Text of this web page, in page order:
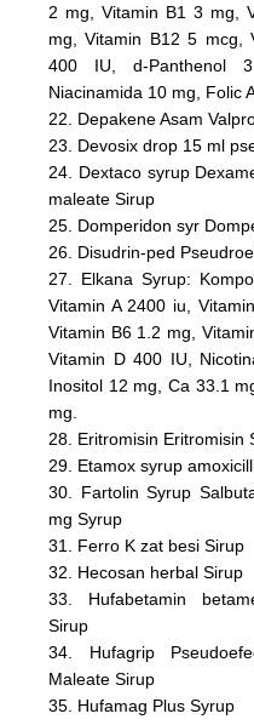
2 mg, Vitamin B1 3 mg,
mg, Vitamin B12 5 mcg,
400 IU, d-Panthenol
Niacinamida 10 mg, Folic
22. Depakene Asam
23. Devosix drop 15 ml
24. Dextaco syrup
maleate Sirup
25. Domperidon syr
26. Disudrin-ped
27. Elkana Syrup:
Vitamin A 2400 iu,
Vitamin B6 1.2 mg,
Vitamin D 400 IU,
Inositol 12 mg, Ca 33.1
mg.
28. Eritromisin Eritromisin
29. Etamox syrup
30. Fartolin Syrup
mg Syrup
31. Ferro K zat besi Sirup
32. Hecosan herbal Sirup
33. Hufabetamin
Sirup
34. Hufagrip
Maleate Sirup
35. Hufamag Plus Syrup